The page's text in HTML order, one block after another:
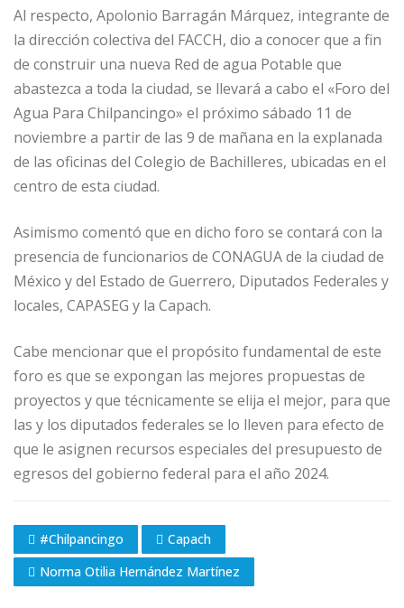
Al respecto, Apolonio Barragán Márquez, integrante de
la dirección colectiva del FACCH, dio a conocer que a fin
de construir una nueva Red de agua Potable que
abastezca a toda la ciudad, se llevará a cabo el «Foro del
Agua Para Chilpancingo» el próximo sábado 11 de
noviembre a partir de las 9 de mañana en la explanada
de las oficinas del Colegio de Bachilleres, ubicadas en el
centro de esta ciudad.
Asimismo comentó que en dicho foro se contará con la
presencia de funcionarios de CONAGUA de la ciudad de
México y del Estado de Guerrero, Diputados Federales y
locales, CAPASEG y la Capach.
Cabe mencionar que el propósito fundamental de este
foro es que se expongan las mejores propuestas de
proyectos y que técnicamente se elija el mejor, para que
las y los diputados federales se lo lleven para efecto de
que le asignen recursos especiales del presupuesto de
egresos del gobierno federal para el año 2024.
#Chilpancingo
Capach
Norma Otilia Hernández Martínez